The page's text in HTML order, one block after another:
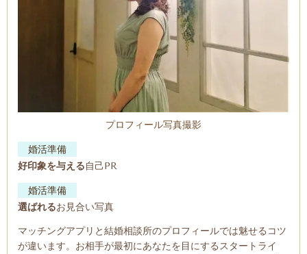
プロフィール写真撮影
婚活準備
好印象を与える自己PR
婚活準備
選ばれるお見合い写真
マッチングアプリと結婚相談所のプロフィールでは魅せるコツ
が違います。 お相手が最初にあなたを目にするスタートライ